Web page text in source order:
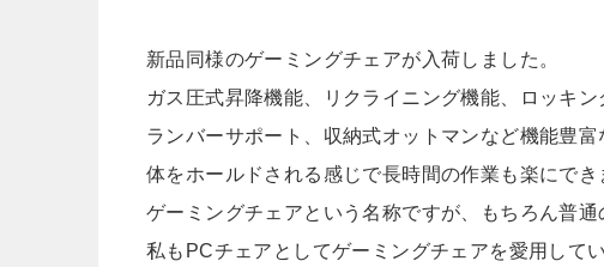
新品同様のゲーミングチェアが入荷しました。
ガス圧式昇降機能、リクライニング機能、ロッキ
ランバーサポート、収納式オットマンなど機能豊富
体をホールドされる感じで長時間の作業も楽にでき
ゲーミングチェアという名称ですが、もちろん普通
私もPCチェアとしてゲーミングチェアを愛用して